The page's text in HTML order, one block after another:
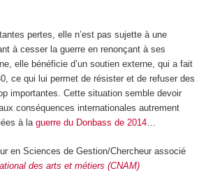
pertes, elle n’est pas sujette à une
à cesser la guerre en renonçant à ses
elle bénéficie d’un soutien externe, qui a fait
ce qui lui permet de résister et de refuser des
importantes. Cette situation semble devoir
conséquences internationales autrement
à la guerre du Donbass de 2014…
en Sciences de Gestion/Chercheur associé
des arts et métiers (CNAM)